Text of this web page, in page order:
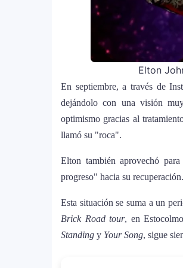
Bad Bunny
World Tour”
Maluma se
homenaje a la
Carín León y
11
Justin Bieber
Farándula ::.
Grammy 2025
Elton
En septiembre, a través de
dejándolo con una visión
optimismo gracias al
llamó su "roca".
Elton también aprovechó
progreso" hacia su recuperación.
Esta situación se suma a un
Brick Road tour, en
Standing y Your Song, sigue